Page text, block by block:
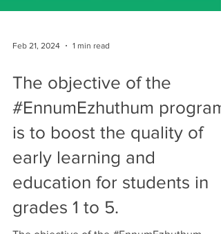
Feb 21, 2024 1 min read
The objective of the
#EnnumEzhuthum program
is to boost the quality of
early learning and
education for students in